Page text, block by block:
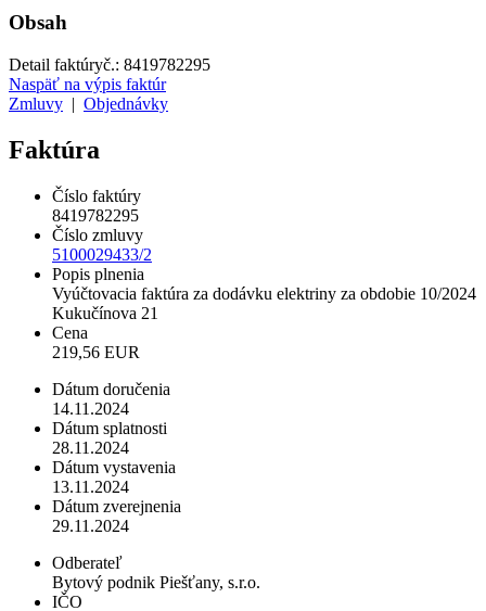
Obsah
Detail faktúryč.: 8419782295
Naspäť na výpis faktúr
Zmluvy | Objednávky
Faktúra
Číslo faktúry
8419782295
Číslo zmluvy
5100029433/2
Popis plnenia
Vyúčtovacia faktúra za dodávku elektriny za obdobie 10/2024
Kukučínova 21
Cena
219,56 EUR
Dátum doručenia
14.11.2024
Dátum splatnosti
28.11.2024
Dátum vystavenia
13.11.2024
Dátum zverejnenia
29.11.2024
Odberateľ
Bytový podnik Piešťany, s.r.o.
IČO